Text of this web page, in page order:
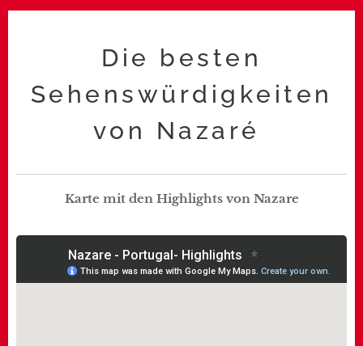
Die besten
Sehenswürdigkeiten
von Nazaré
Karte mit den Highlights von Nazare